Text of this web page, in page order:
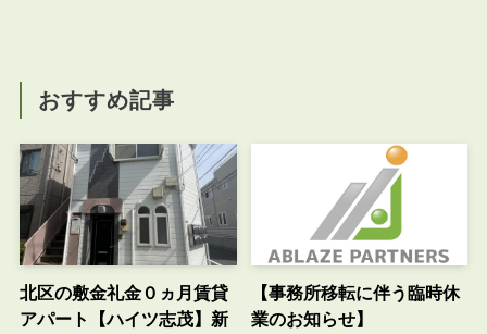
おすすめ記事
北区の敷金礼金０ヵ月賃貸
アパート【ハイツ志茂】新
【事務所移転に伴う臨時休
業のお知らせ】